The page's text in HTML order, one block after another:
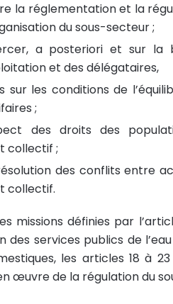
la réglementation et la
du sous-secteur ;
a posteriori et sur la
et des délégataires,
sur les conditions de
;
des droits des
collectif ;
des conflits entre
collectif.
missions définies par
des services publics de
les articles 18 à
en œuvre de la régulation du